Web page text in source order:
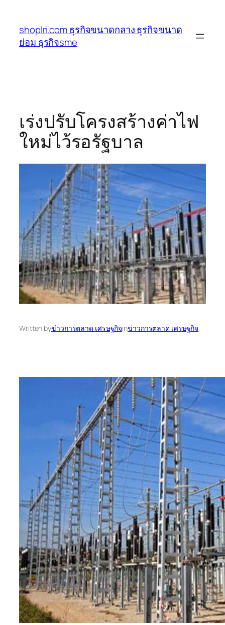
เนื้อหา
shoplri.com ธุรกิจขนาดกลาง ธุรกิจขนาด
ย่อม ธุรกิจsme
เร่งปรับโครงสร้างค่าไฟ
ใหม่ไว้รอรัฐบาล
Written byข่าวการตลาด เศรษฐกิจinข่าวการตลาด เศรษฐกิจ